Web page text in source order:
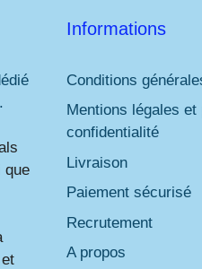
que
Informations
Conditions
Mentions légales et
confidentialité
Livraison
Paiement sécurisé
Recrutement
A propos